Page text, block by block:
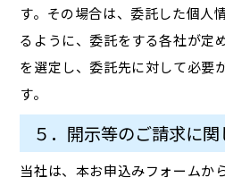
す。その場合は、委託した個人
るように、委託をする各社が定
を選定し、委託先に対して必要
す。
５．開示等のご請求に関
当社は、本お申込みフォームか